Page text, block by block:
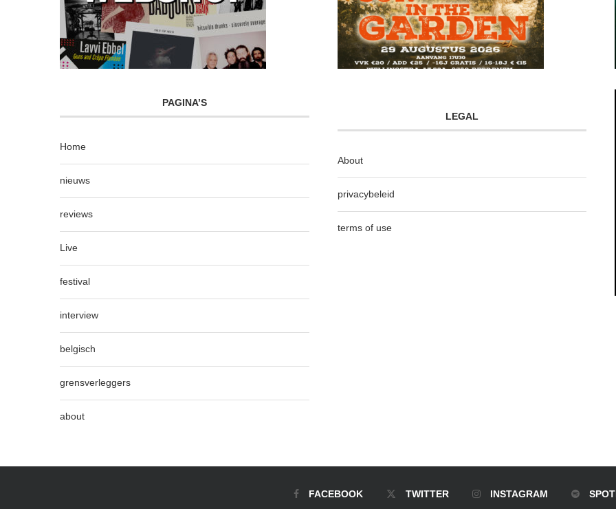
PAGINA’S
Home
nieuws
reviews
Live
festival
interview
belgisch
grensverleggers
about
LEGAL
About
privacybeleid
terms of use
FACEBOOK TWITTER INSTAGRAM